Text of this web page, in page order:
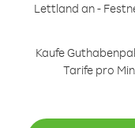
Lettland an -
Kaufe
Tarife pro